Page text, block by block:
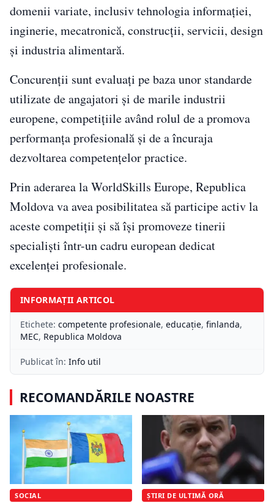
domenii variate, inclusiv tehnologia informației,
inginerie, mecatronică, construcții, servicii, design
și industria alimentară.
Concurenții sunt evaluați pe baza unor standarde
utilizate de angajatori și de marile industrii
europene, competițiile având rolul de a promova
performanța profesională și de a încuraja
dezvoltarea competențelor practice.
Prin aderarea la WorldSkills Europe, Republica
Moldova va avea posibilitatea să participe activ la
aceste competiții și să își promoveze tinerii
specialiști într-un cadru european dedicat
excelenței profesionale.
INFORMAȚII ARTICOL
Etichete: competente profesionale, educație, finlanda,
MEC, Republica Moldova
Publicat în: Info util
RECOMANDĂRILE NOASTRE
SOCIAL ȘTIRI DE ULTIMĂ ORĂ